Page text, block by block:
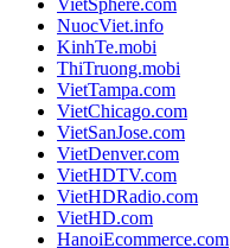
VietSphere.com
NuocViet.info
KinhTe.mobi
ThiTruong.mobi
VietTampa.com
VietChicago.com
VietSanJose.com
VietDenver.com
VietHDTV.com
VietHDRadio.com
VietHD.com
HanoiEcommerce.com